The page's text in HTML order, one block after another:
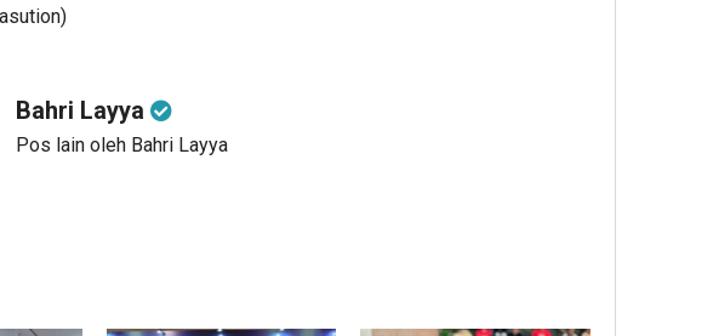
Bahri Layya
Pos lain oleh Bahri Layya